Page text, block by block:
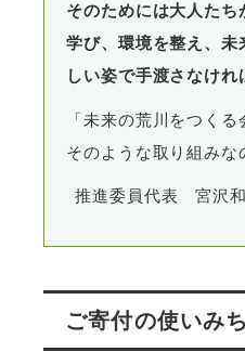
そのためには大人たち
学び、環境を整え、未
しい姿で手渡さなけれ
「未来の荒川をつく
そのような取り組みな
推進委員代表 宮沢和
ご寄付の使いみち